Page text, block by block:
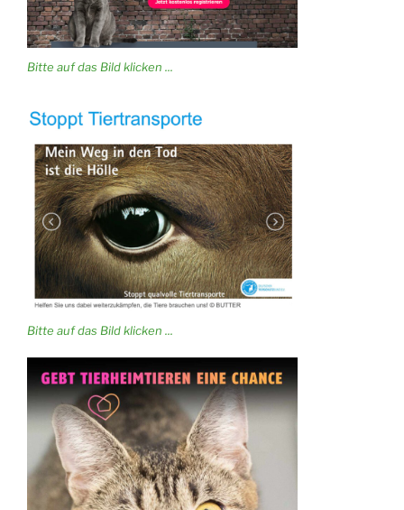
Bitte auf das Bild klicken ...
Bitte auf das Bild klicken ...